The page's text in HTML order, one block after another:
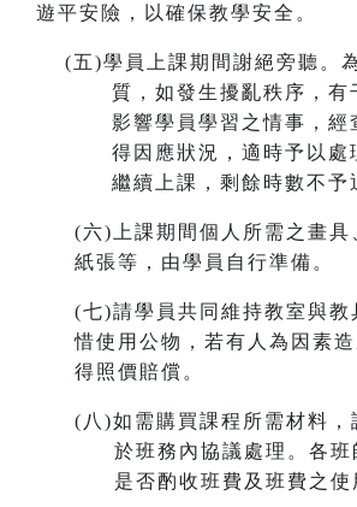
遊平安險，以確保教學安全。
(五)學員上課期間謝絕旁聽。
質，如發生擾亂秩序，有
影響學員學習之情事，經
得因應狀況，適時予以處
繼續上課，剩餘時數不予
(六)上課期間個人所需之畫具
紙張等，由學員自行準備。
(七)請學員共同維持教室與教
惜使用公物，若有人為因素造
得照價賠償。
( 八)如需購買課程所需材料，
於班務內協議處理。各班
是否酌收班費及班費之使